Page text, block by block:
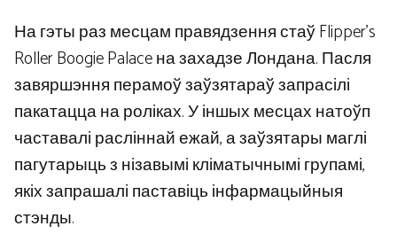
На гэты раз месцам правядзення стаў Flipper’s
Roller Boogie Palace на захадзе Лондана. Пасля
завяршэння перамоў заўзятараў запрасілі
пакатацца на роліках. У іншых месцах натоўп
частавалі расліннай ежай, а заўзятары маглі
пагутарыць з нізавымі кліматычнымі групамі,
якіх запрашалі паставіць інфармацыйныя
стэнды.